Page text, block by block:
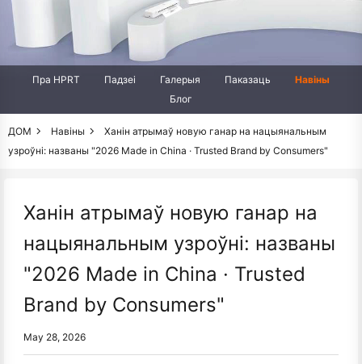
Пра HPRT Падзеі Галерыя Паказаць
Навіны
Блог
ДОМ Навіны
Ханін атрымаў новую ганар на нацыянальным
узроўні: названы "2026 Made in China · Trusted Brand by Consumers"
Ханін атрымаў новую ганар на
нацыянальным узроўні: названы
"2026 Made in China · Trusted
Brand by Consumers"
May 28, 2026